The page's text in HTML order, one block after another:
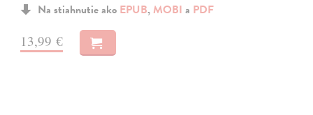
Na stiahnutie ako EPUB, MOBI a PDF
13,99 €